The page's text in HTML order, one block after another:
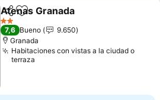
CompartirAgregar a favoritos
Atenas Granada
2 Estrellas
7,6 Bueno
9.650
Granada
Habitaciones con vistas a la ciudad o
terraza